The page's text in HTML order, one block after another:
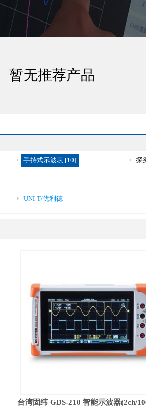
暂无推荐产品
手持式示波表 [10] 探
UNI-T/优利德
台湾固纬 GDS-210 智能示波器(2ch/